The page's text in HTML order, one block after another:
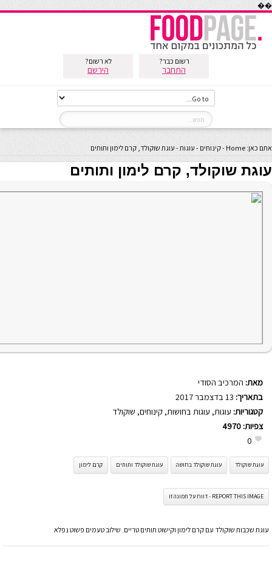
��
רשום כבר?
התחבר
לא רשום?
הירשם
אתם כאן: Home
-קינוחים - עוגות- עוגת שוקולד, קרם לימון ותותים
עוגת שוקולד, קרם לימון ותותים
מאת: המרכיב הסודי
בתאריך:
קטגוריות: עוגות, עוגות בחושות, קינוחים, שוקולד
צפיות: 4970
0
עוגת שוקולד עוגת שוקולד בחושה עוגת שוקולד ותותים קרם לימון
REPORT THIS IMAGE - דווח על תמונה זו
עוגת שכבות שוקולד עם קרם לימון וקישוט תותים טריים. שילוב טעמים פשוט נפלא